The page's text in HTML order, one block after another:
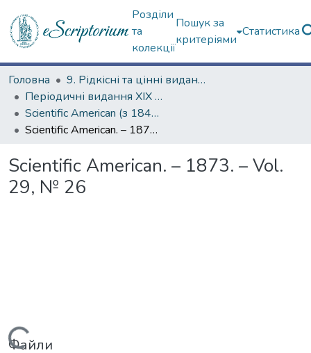
Розділи
та
колекції
Пошук за
критеріями
Статистика
Головна
9. Рідкісні та цінні видання
Періодичні видання ХІХ ст.
Scientific American (з 1845 р.)
Scientific American. – 1873. – Vol. 29, № 26
Scientific American. – 1873. – Vol.
29, № 26
Файли